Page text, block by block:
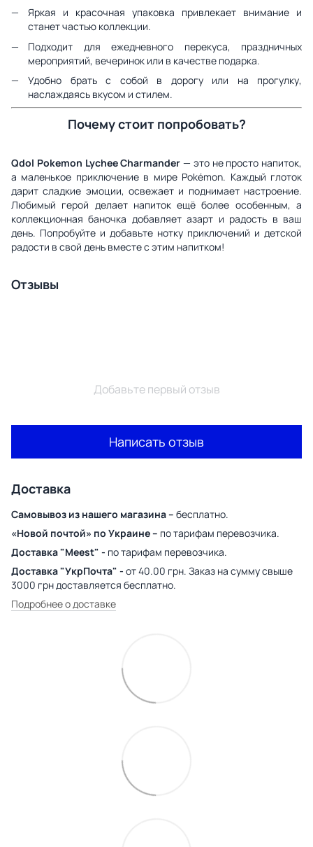
Яркая и красочная упаковка привлекает внимание и
станет частью коллекции.
Подходит для ежедневного перекуса, праздничных
мероприятий, вечеринок или в качестве подарка.
Удобно брать с собой в дорогу или на прогулку,
наслаждаясь вкусом и стилем.
Почему стоит попробовать?
Qdol Pokemon Lychee Charmander — это не просто напиток,
а маленькое приключение в мире Pokémon. Каждый глоток
дарит сладкие эмоции, освежает и поднимает настроение.
Любимый герой делает напиток ещё более особенным, а
коллекционная баночка добавляет азарт и радость в ваш
день. Попробуйте и добавьте нотку приключений и детской
радости в свой день вместе с этим напитком!
Отзывы
Добавьте первый отзыв
Написать отзыв
Доставка
Самовывоз из нашего магазина – бесплатно.
«Новой почтой» по Украине – по тарифам перевозчика.
Доставка "Meest" - по тарифам перевозчика.
Доставка "УкрПочта" - от 40.00 грн. Заказ на сумму свыше
3000 грн доставляется бесплатно.
Подробнее о доставке